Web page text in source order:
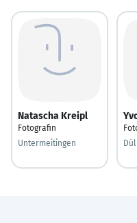
Natascha Kreipl
Fotografin
Untermeitingen